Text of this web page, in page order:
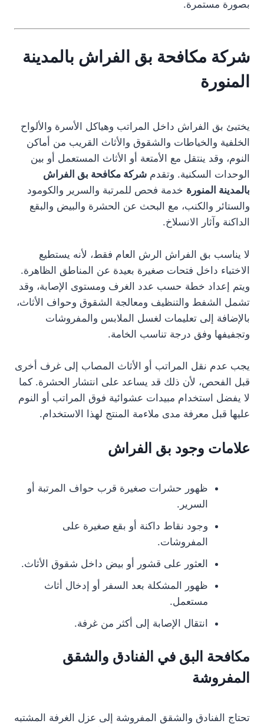
بصورة مستمرة.
شركة مكافحة بق الفراش بالمدينة
المنورة
يختبئ بق الفراش داخل المراتب وهياكل الأسرة والألواح
الخلفية والخياطات والشقوق والأثاث القريب من أماكن
النوم، وقد ينتقل مع الأمتعة أو الأثاث المستعمل أو بين
الوحدات السكنية. وتقدم شركة مكافحة بق الفراش
بالمدينة المنورة خدمة فحص للمرتبة والسرير والكومود
والستائر والكنب، مع البحث عن الحشرة والبيض والبقع
الداكنة وآثار الانسلاخ.
لا يناسب بق الفراش الرش العام فقط، لأنه يستطيع
الاختباء داخل فتحات صغيرة بعيدة عن المناطق الظاهرة.
ويتم إعداد خطة حسب عدد الغرف ومستوى الإصابة، وقد
تشمل الشفط والتنظيف ومعالجة الشقوق وحواف الأثاث،
بالإضافة إلى تعليمات لغسل الملابس والمفروشات
وتجفيفها وفق درجة تناسب الخامة.
يجب عدم نقل المراتب أو الأثاث المصاب إلى غرف أخرى
قبل الفحص، لأن ذلك قد يساعد على انتشار الحشرة. كما
لا يفضل استخدام مبيدات عشوائية فوق المراتب أو النوم
عليها قبل معرفة مدى ملاءمة المنتج لهذا الاستخدام.
علامات وجود بق الفراش
ظهور حشرات صغيرة قرب حواف المرتبة أو
السرير.
وجود نقاط داكنة أو بقع صغيرة على
المفروشات.
العثور على قشور أو بيض داخل شقوق الأثاث.
ظهور المشكلة بعد السفر أو إدخال أثاث
مستعمل.
انتقال الإصابة إلى أكثر من غرفة.
مكافحة البق في الفنادق والشقق
المفروشة
تحتاج الفنادق والشقق المفروشة إلى عزل الغرفة المشتبه